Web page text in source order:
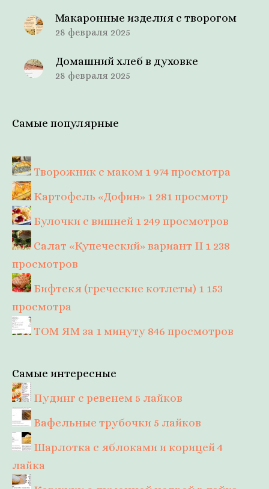
Макаронные изделия с творогом
28 февраля 2025
Домашний хлеб в духовке
28 февраля 2025
Самые популярные
Творожник с маком 1 974 просмотра
Картофель «Дофин» 1 281 просмотр
Булочки с вишней 1 249 просмотров
Салат «Купеческий» вариант II 1 238
просмотров
Бифтекя (греческие котлеты) 1 153
просмотра
ТОМ ЯМ за 1 минуту 846 просмотров
Самые интересные
Пудинг с ревенем 5 лайков
Вафельные трубочки 5 лайков
Шарлотка с яблоками и корицей4
лайка